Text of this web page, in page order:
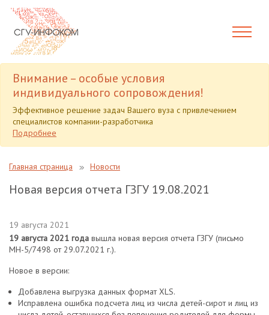
Внимание – особые условия
индивидуального сопровождения!
Эффективное решение задач Вашего вуза с привлечением
специалистов компании-разработчика
Подробнее
Главная страница Новости
Новая версия отчета ГЗГУ 19.08.2021
19 августа 2021
19 августа 2021 года вышла новая версия отчета ГЗГУ (письмо
МН-5/7498 от 29.07.2021 г.).
Новое в версии:
Добавлена выгрузка данных формат XLS.
Исправлена ошибка подсчета лиц из числа детей-сирот и лиц из